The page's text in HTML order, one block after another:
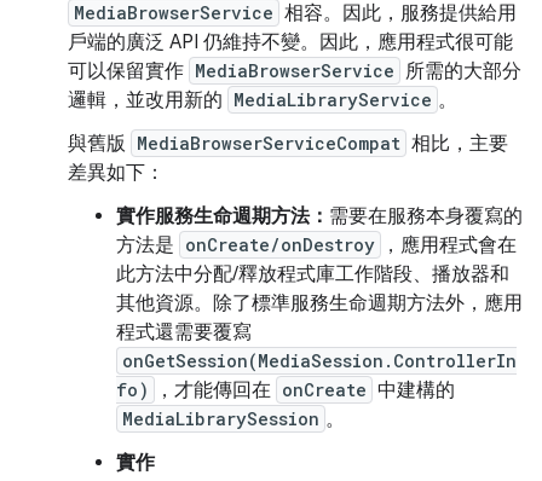
MediaBrowserService 相容。因此，服務提供給用
戶端的廣泛 API 仍維持不變。因此，應用程式很可能
可以保留實作 MediaBrowserService 所需的大部分
邏輯，並改用新的 MediaLibraryService 。
與舊版 MediaBrowserServiceCompat 相比，主要
差異如下：
實作服務生命週期方法： 需要在服務本身覆寫的
方法是 onCreate/onDestroy
，應用程式會在
此方法中分配/釋放程式庫工作階段、播放器和
其他資源。除了標準服務生命週期方法外，應用
程式還需要覆寫
onGetSession(MediaSession.ControllerIn
fo)
，才能傳回在 onCreate 中建構的
MediaLibrarySession 。
實作